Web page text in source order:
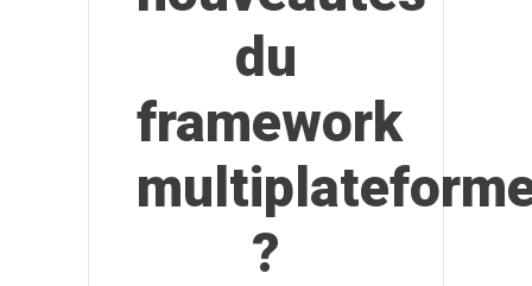
du
framework
?